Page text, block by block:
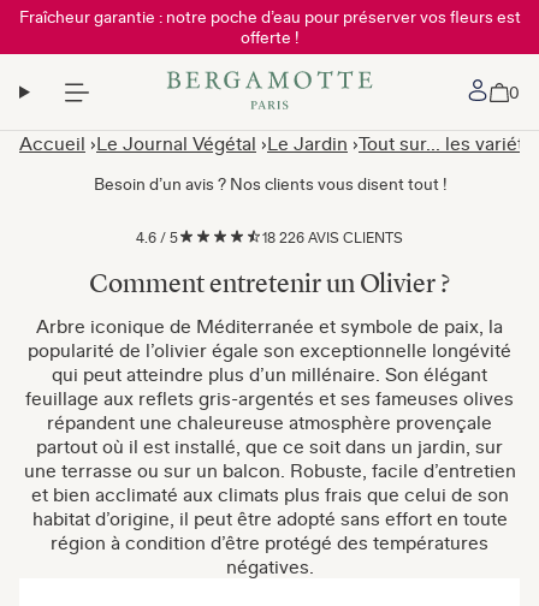
Fraîcheur garantie : notre poche d’eau pour préserver vos fleurs est
offerte !
Mon
0
Accueil Le Journal Végétal Le Jardin Tout sur... les
Besoin d’un avis ? Nos clients vous disent tout !
4.6 / 5 18 226 AVIS CLIENTS
Comment entretenir un Olivier ?
Arbre iconique de Méditerranée et symbole de paix, la
popularité de l’olivier égale son exceptionnelle longévité
qui peut atteindre plus d’un millénaire. Son élégant
feuillage aux reflets gris-argentés et ses fameuses olives
répandent une chaleureuse atmosphère provençale
partout où il est installé, que ce soit dans un jardin, sur
une terrasse ou sur un balcon. Robuste, facile d’entretien
et bien acclimaté aux climats plus frais que celui de son
habitat d’origine, il peut être adopté sans effort en toute
région à condition d’être protégé des températures
négatives.